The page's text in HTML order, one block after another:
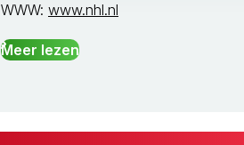
WWW: www.nhl.nl
Meer lezen